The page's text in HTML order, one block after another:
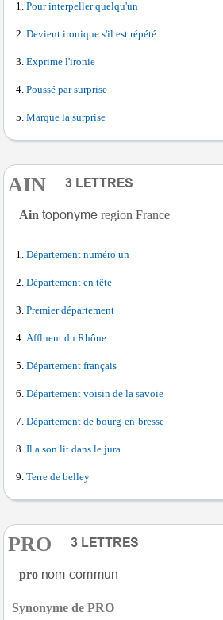
Pour interpeller quelqu'un
Devient ironique s'il est répété
Exprime l'ironie
Poussé par surprise
Marque la surprise
AIN
Ain region France
Département numéro un
Département en tête
Premier département
Affluent du Rhône
Département français
Département voisin de la savoie
Département de bourg-en-bresse
Il a son lit dans le jura
Terre de belley
PRO
pro
Synonyme de PRO